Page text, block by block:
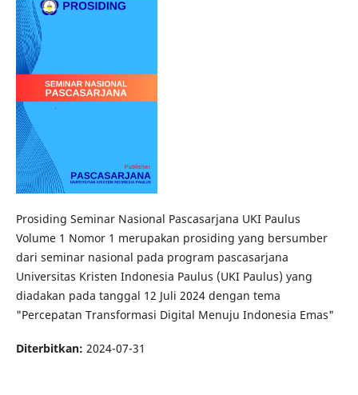
Prosiding Seminar Nasional Pascasarjana UKI Paulus
Volume 1 Nomor 1 merupakan prosiding yang bersumber
dari seminar nasional pada program pascasarjana
Universitas Kristen Indonesia Paulus (UKI Paulus) yang
diadakan pada tanggal 12 Juli 2024 dengan tema
"Percepatan Transformasi Digital Menuju Indonesia Emas"
Diterbitkan: 2024-07-31